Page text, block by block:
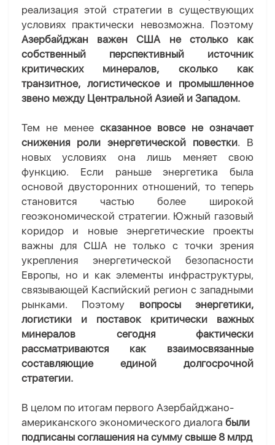
реализация этой стратегии в существующих
условиях практически невозможна. Поэтому
Азербайджан важен США не столько как
собственный перспективный источник
критических минералов, сколько как
транзитное, логистическое и промышленное
звено между Центральной Азией и Западом.
Тем не менее сказанное вовсе не означает
снижения роли энергетической повестки. В
новых условиях она лишь меняет свою
функцию. Если раньше энергетика была
основой двусторонних отношений, то теперь
становится частью более широкой
геоэкономической стратегии. Южный газовый
коридор и новые энергетические проекты
важны для США не только с точки зрения
укрепления энергетической безопасности
Европы, но и как элементы инфраструктуры,
связывающей Каспийский регион с западными
рынками. Поэтому вопросы энергетики,
логистики и поставок критически важных
минералов сегодня фактически
рассматриваются как взаимосвязанные
составляющие единой долгосрочной
стратегии.
В целом по итогам первого Азербайджано-
американского экономического диалога были
подписаны соглашения на сумму свыше 8 млрд